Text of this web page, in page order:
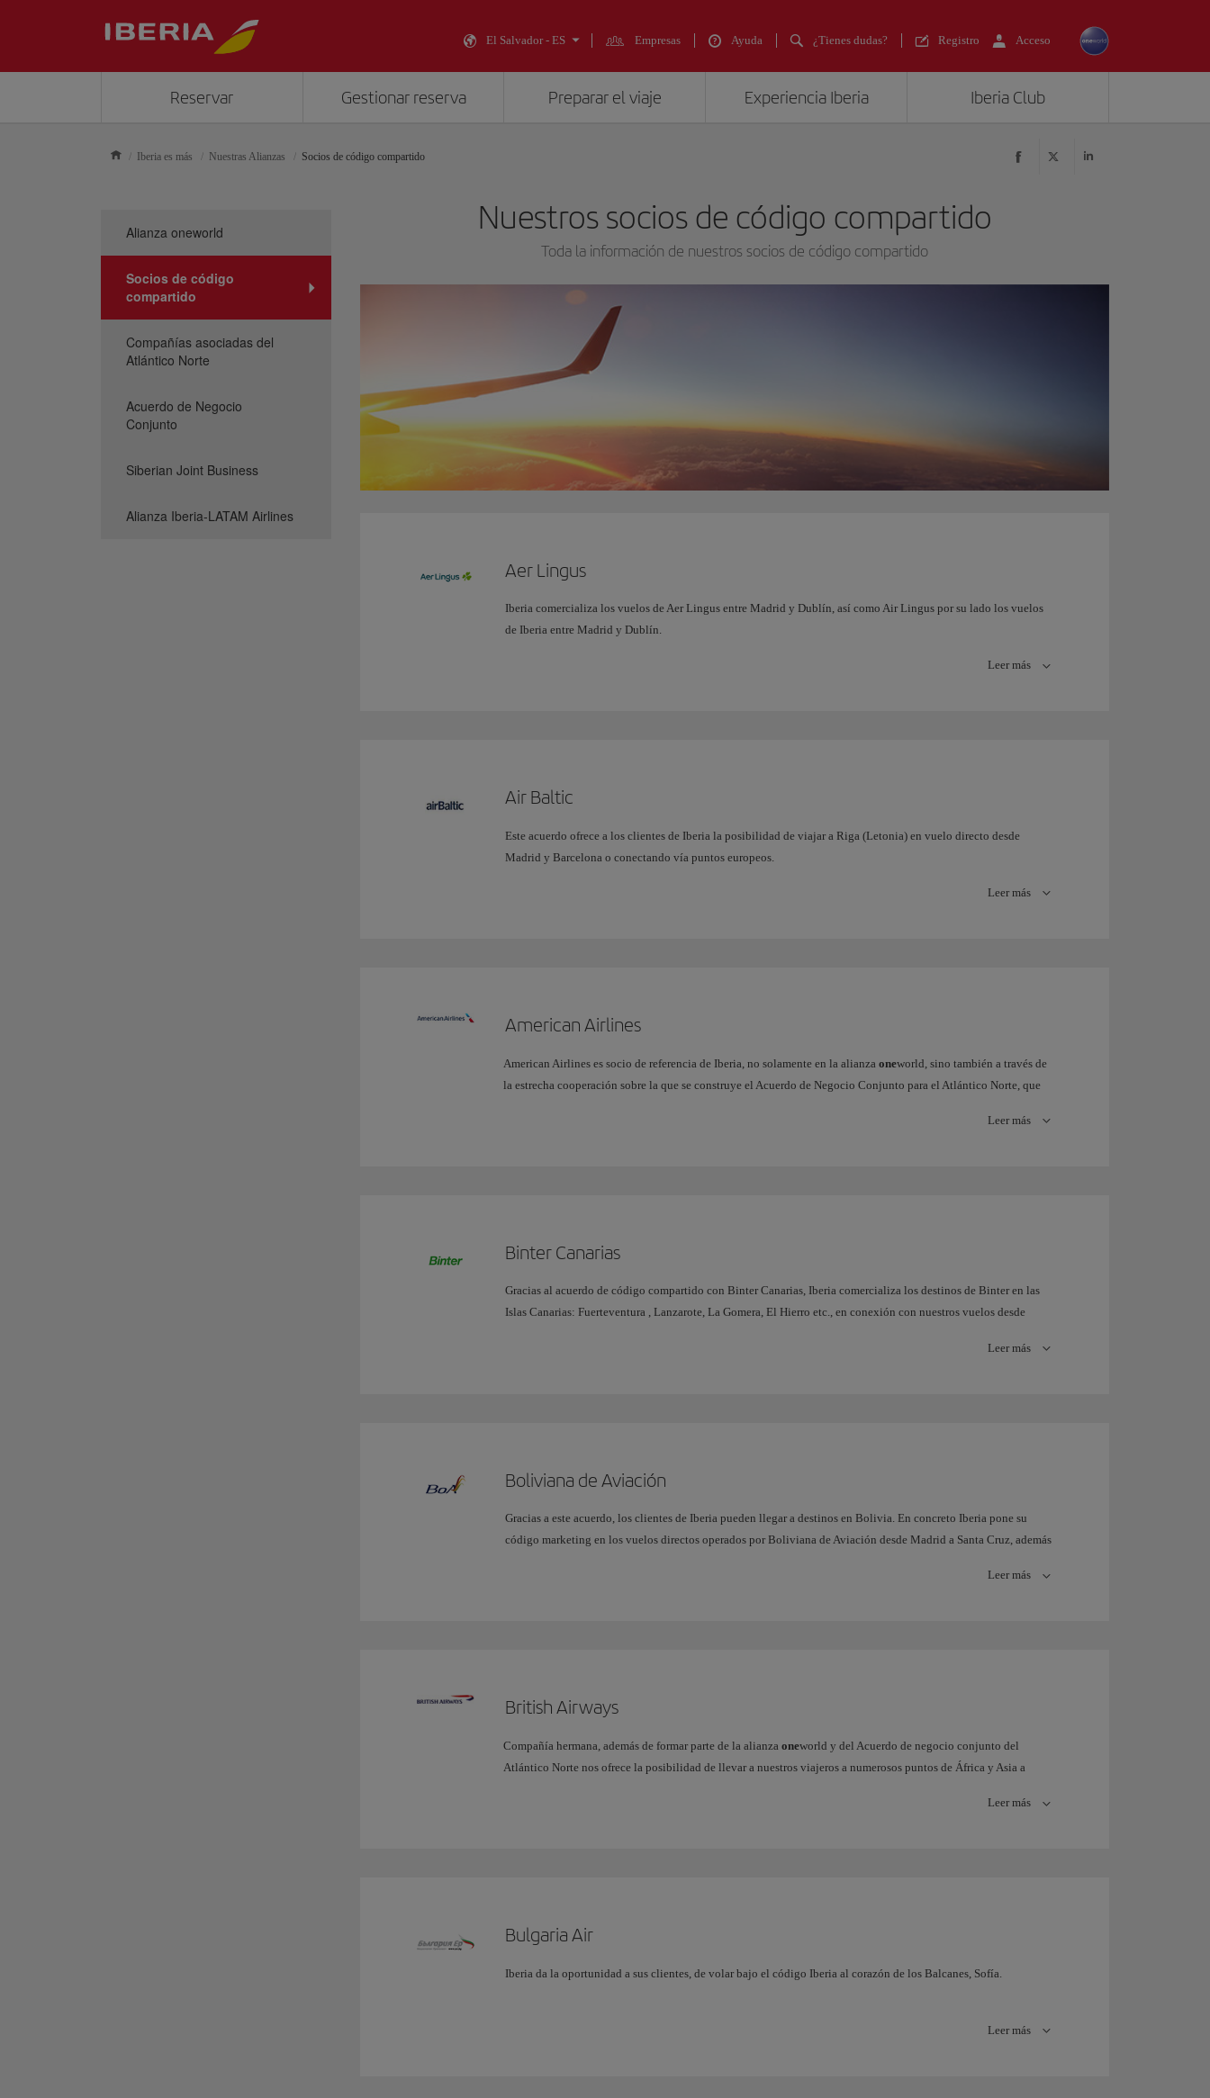
El Salvador - ES Empresas Ayuda ¿Tienes dudas? Registro Acceso
Reservar Gestionar reserva Preparar el viaje Experiencia Iberia Iberia Club
Iberia es más Nuestras Alianzas Socios de código compartido
Nuestros socios de código compartido
Toda la información de nuestros socios de código compartido
Aer Lingus
Iberia comercializa los vuelos de Aer Lingus entre Madrid y Dublín, así como Air Lingus por su lado los vuelos
de Iberia entre Madrid y Dublín.
Leer más
Air Baltic
Este acuerdo ofrece a los clientes de Iberia la posibilidad de viajar a Riga (Letonia) en vuelo directo desde
Madrid y Barcelona o conectando vía puntos europeos.
Leer más
American Airlines
American Airlines es socio de referencia de Iberia, no solamente en la alianza oneworld, sino también a través de
la estrecha cooperación sobre la que se construye el Acuerdo de Negocio Conjunto para el Atlántico Norte, que
American Airlines en el Atlántico Norte, y más de 150 rutas domésticas en EE.UU. conectando a través de los
disposición de sus clientes una extensa oferta de destinos y horarios conectando Norteamérica y Europa,
Leer más
Binter Canarias
Gracias al acuerdo de código compartido con Binter Canarias, Iberia comercializa los destinos de Binter en las
Islas Canarias: Fuerteventura , Lanzarote, La Gomera, El Hierro etc., en conexión con nuestros vuelos desde
Palmas: El Aaiún, Agadir y Dakhla en Marruecos, Nouakchott en Mauritania, Dakar en Senegal o Banjul en
Leer más
Boliviana de Aviación
Gracias a este acuerdo, los clientes de Iberia pueden llegar a destinos en Bolivia. En concreto Iberia pone su
código marketing en los vuelos directos operados por Boliviana de Aviación desde Madrid a Santa Cruz, además
Leer más
British Airways
Compañía hermana, además de formar parte de la alianza oneworld y del Acuerdo de negocio conjunto del
Atlántico Norte nos ofrece la posibilidad de llevar a nuestros viajeros a numerosos puntos de África y Asia a
Leer más
Bulgaria Air
Iberia da la oportunidad a sus clientes, de volar bajo el código Iberia al corazón de los Balcanes, Sofía.
Leer más
Alianza oneworld
Socios de código
compartido
Compañías asociadas del
Atlántico Norte
Acuerdo de Negocio
Conjunto
Siberian Joint Business
Alianza Iberia-LATAM Airlines